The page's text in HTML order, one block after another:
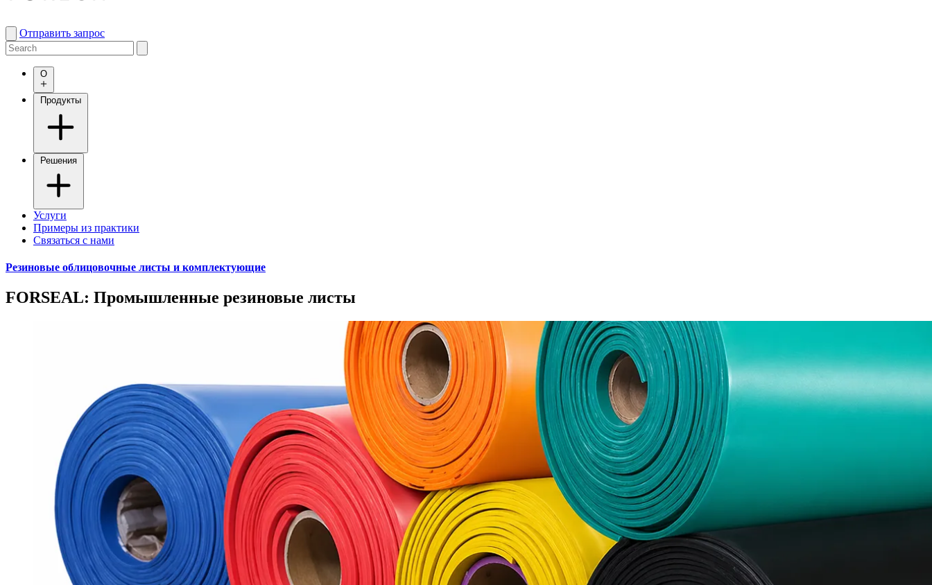
Отправить запрос
Услуги
Примеры из практики
Связаться с нами
Резиновые облицовочные листы и комплектующие
FORSEAL: Промышленные резиновые листы